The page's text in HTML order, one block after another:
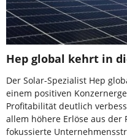
Hep global kehrt in
Der Solar-Spezialist Hep
einem positiven
Profitabilität deutlich
allem höhere Erlöse aus
fokussierte